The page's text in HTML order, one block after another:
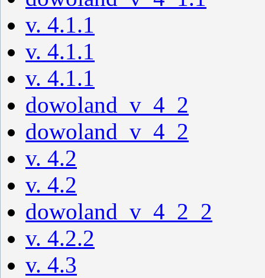
v. 4.1.1
v. 4.1.1
v. 4.1.1
dowoland_v_4_2
dowoland_v_4_2
v. 4.2
v. 4.2
dowoland_v_4_2_2
v. 4.2.2
v. 4.3